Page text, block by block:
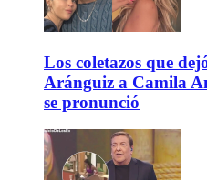
Los coletazos que
Aránguiz a Camila
se pronunció